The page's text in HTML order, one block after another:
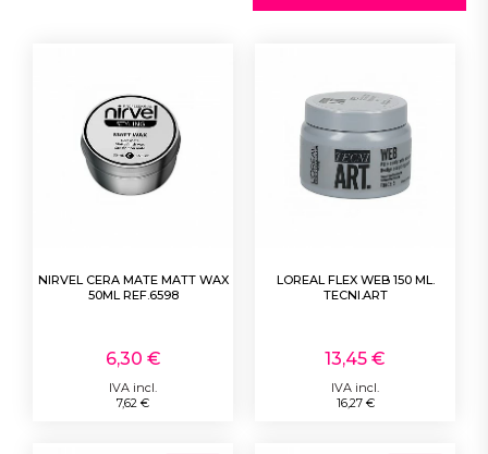
NIRVEL CERA MATE MATT WAX
50ML REF.6598
6,30 €
IVA incl.
7,62 €
LOREAL FLEX WEB 150 ML.
TECNI.ART
13,45 €
IVA incl.
16,27 €